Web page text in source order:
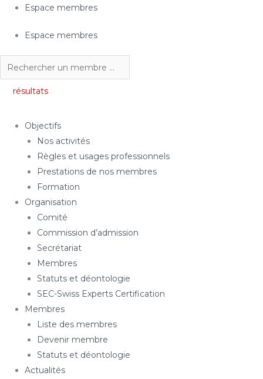
Aller
contenu
Espace membres
Espace membres
Search
résultats
Objectifs
Nos activités
Règles et usages professionnels
Prestations de nos membres
Formation
Organisation
Comité
Commission d’admission
Secrétariat
Membres
Statuts et déontologie
SEC-Swiss Experts Certification
Membres
Liste des membres
Devenir membre
Statuts et déontologie
Actualités